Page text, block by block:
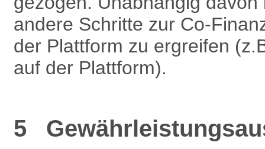
andere Schritte zur Co-
der Plattform zu ergreifen
auf der Plattform).
5